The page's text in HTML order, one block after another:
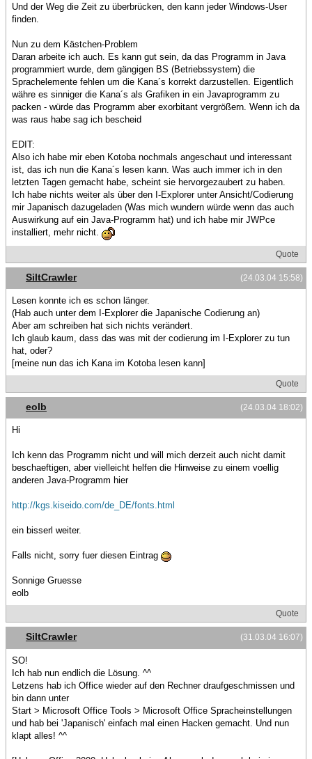
Und der Weg die Zeit zu überbrücken, den kann jeder Windows-User
finden.
Nun zu dem Kästchen-Problem
Daran arbeite ich auch. Es kann gut sein, da das Programm in Java
programmiert wurde, dem gängigen BS (Betriebssystem) die
Sprachelemente fehlen um die Kana´s korrekt darzustellen. Eigentlich
währe es sinniger die Kana´s als Grafiken in ein Javaprogramm zu
packen - würde das Programm aber exorbitant vergrößern. Wenn ich da
was raus habe sag ich bescheid
EDIT:
Also ich habe mir eben Kotoba nochmals angeschaut und interessant
ist, das ich nun die Kana´s lesen kann. Was auch immer ich in den
letzten Tagen gemacht habe, scheint sie hervorgezaubert zu haben.
Ich habe nichts weiter als über den I-Explorer unter Ansicht/Codierung
mir Japanisch dazugeladen (Was mich wundern würde wenn das auch
Auswirkung auf ein Java-Programm hat) und ich habe mir JWPce
installiert, mehr nicht.
Quote
(24.03.04 15:58)
SiltCrawler
Lesen konnte ich es schon länger.
(Hab auch unter dem I-Explorer die Japanische Codierung an)
Aber am schreiben hat sich nichts verändert.
Ich glaub kaum, dass das was mit der codierung im I-Explorer zu tun
hat, oder?
[meine nun das ich Kana im Kotoba lesen kann]
Quote
(24.03.04 18:02)
eolb
Hi
Ich kenn das Programm nicht und will mich derzeit auch nicht damit
beschaeftigen, aber vielleicht helfen die Hinweise zu einem voellig
anderen Java-Programm hier
http://kgs.kiseido.com/de_DE/fonts.html
ein bisserl weiter.
Falls nicht, sorry fuer diesen Eintrag
Sonnige Gruesse
eolb
Quote
(31.03.04 16:07)
SiltCrawler
SO!
Ich hab nun endlich die Lösung. ^^
Letzens hab ich Office wieder auf den Rechner draufgeschmissen und
bin dann unter
Start > Microsoft Office Tools > Microsoft Office Spracheinstellungen
und hab bei 'Japanisch' einfach mal einen Hacken gemacht. Und nun
klapt alles! ^^